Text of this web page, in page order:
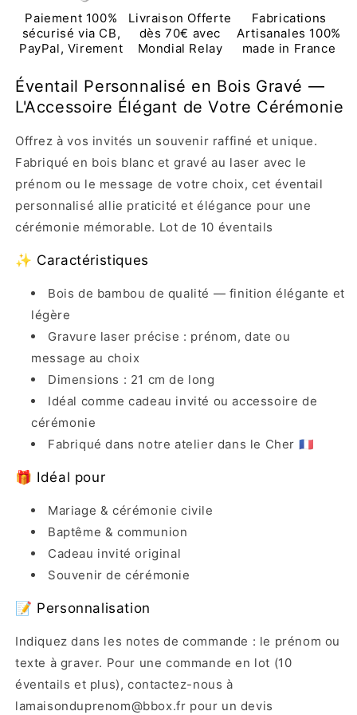
&amp;
Baptême
&amp;
Baptême
Paiement 100%
sécurisé via CB,
PayPal, Virement
Livraison Offerte
dès 70€ avec
Mondial Relay
Fabrications
Artisanales 100%
made in France
Éventail Personnalisé en Bois Gravé —
L'Accessoire Élégant de Votre Cérémonie
Offrez à vos invités un souvenir raffiné et unique.
Fabriqué en bois blanc et gravé au laser avec le
prénom ou le message de votre choix, cet éventail
personnalisé allie praticité et élégance pour une
cérémonie mémorable. Lot de 10 éventails
✨ Caractéristiques
Bois de bambou de qualité — finition élégante et
légère
Gravure laser précise : prénom, date ou
message au choix
Dimensions : 21 cm de long
Idéal comme cadeau invité ou accessoire de
cérémonie
Fabriqué dans notre atelier dans le Cher 🇫🇷
🎁 Idéal pour
Mariage & cérémonie civile
Baptême & communion
Cadeau invité original
Souvenir de cérémonie
📝 Personnalisation
Indiquez dans les notes de commande : le prénom ou
texte à graver. Pour une commande en lot (10
éventails et plus), contactez-nous à
lamaisonduprenom@bbox.fr pour un devis